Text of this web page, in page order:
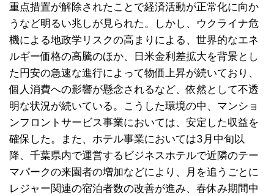
重点措置が解除されたことで経済活動が正常化に向か
うなど明るい兆しが見られた。しかし、ウクライナ危
機による地政学リスクの高まりによる、世界的なエネ
ルギー価格の高騰のほか、日米金利差拡大を背景とし
た円安の急速な進行によって物価上昇が続いており、
個人消費への影響が懸念されるなど、依然として不透
明な状況が続いている。こうした環境の中、マンショ
ンフロントサービス事業においては、安定した収益を
確保した。また、ホテル事業においては3月中旬以
降、千葉県内で運営するビジネスホテルで近隣のテー
マパークの来園者の増加などにより、月を追うごとに
レジャー関連の宿泊者数の改善が進み、春休み期間中